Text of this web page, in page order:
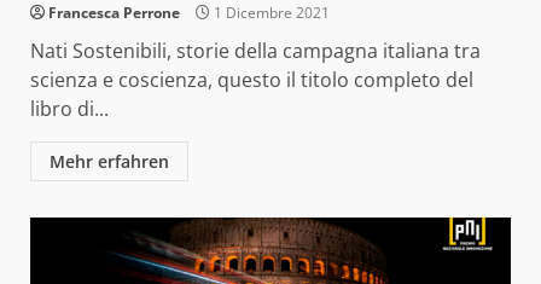
Francesca Perrone 1 Dicembre 2021
Nati Sostenibili, storie della campagna italiana tra
scienza e coscienza, questo il titolo completo del
libro di...
Mehr erfahren